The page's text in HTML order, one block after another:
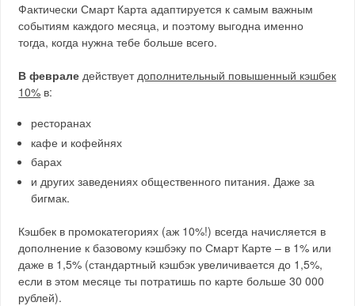
Фактически Смарт Карта адаптируется к самым важным
событиям каждого месяца, и поэтому выгодна именно
тогда, когда нужна тебе больше всего.
В феврале действуетдополнительный повышенный кэшбек
10% в:
ресторанах
кафе и кофейнях
барах
и других заведениях общественного питания. Даже за
бигмак.
Кэшбек в промокатегориях (аж 10%!) всегда начисляется в
дополнение к базовому кэшбэку по Смарт Карте – в 1% или
даже в 1,5% (стандартный кэшбэк увеличивается до 1,5%,
если в этом месяце ты потратишь по карте больше 30 000
рублей).